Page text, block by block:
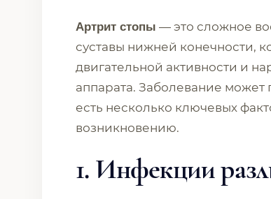
Артрит стопы — это сложное
суставы нижней конечности,
двигательной активности и
аппарата. Заболевание может
есть несколько ключевых
возникновению.
1. Инфекции